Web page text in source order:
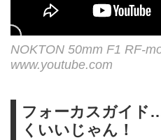
NOKTON 50mm F1 RF-
www.youtube.com
フォーカスガイ
くいいじゃん！